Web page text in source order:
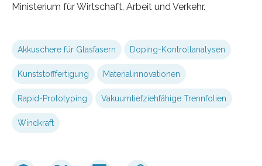
Ministerium für Wirtschaft, Arbeit und Verkehr.
Akkuschere für Glasfasern Doping-Kontrollanalysen
Kunststofffertigung Materialinnovationen
Rapid-Prototyping Vakuumtiefziehfähige Trennfolien
Windkraft